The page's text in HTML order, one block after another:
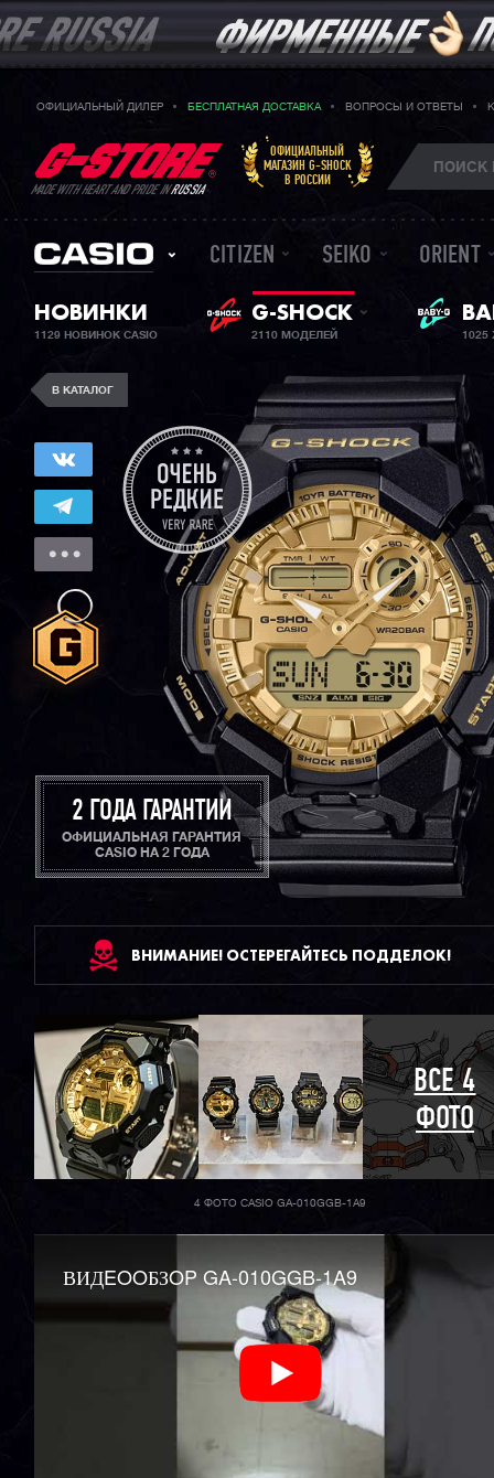
ОФИЦИАЛЬНЫЙ ДИЛЕР БЕСПЛАТНАЯ ДОСТАВКА ВОПРОСЫ И ОТВЕТЫ
MADE WITH HEART AND PRIDE INRUSSIA
ОФИЦИАЛЬНЫЙ
МАГАЗИН G-SHOCK
В РОССИИ
CITIZEN SEIKO ORIENT
НОВИНКИ
1129 НОВИНОК CASIO
G-SHOCK
2110 МОДЕЛЕЙ
В КАТАЛОГ
2 ГОДА ГАРАНТИИ
ОФИЦИАЛЬНАЯ ГАРАНТИЯ
CASIO НА 2 ГОДА
ВНИМАНИЕ! ОСТЕРЕГАЙТЕСЬ ПОДДЕЛОК!
ВСЕ 4
ФОТО
4 ФОТО CASIO GA-010GGB-1A9
ВИДEOOБЗOP GA-010GGB-1A9